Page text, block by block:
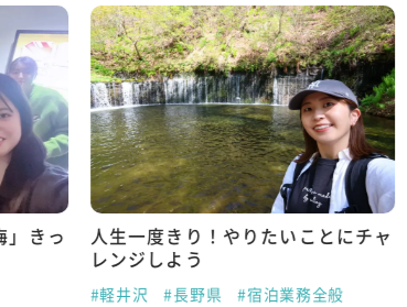
」きっ
人生一度きり！やりたいことにチャ
レンジしよう
#軽井沢 #長野県
#宿泊業務全般